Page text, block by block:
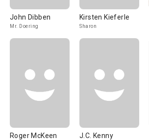
John Dibben
Mr. Doering
Kirsten Kieferle
Sharon
Roger McKeen J.C. Kenny